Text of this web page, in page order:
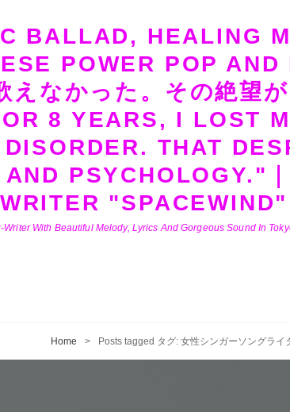
BALLAD, HEALING
POWER POP AND
えなかった。その絶望
8 YEARS, I LOST
THAT
AND PSYCHOLOGY."
"SPACEWIND"
With Beautiful Melody, Lyrics And Gorgeous Sound In
Home > Posts tagged タグ: 女性シンガーソングライ